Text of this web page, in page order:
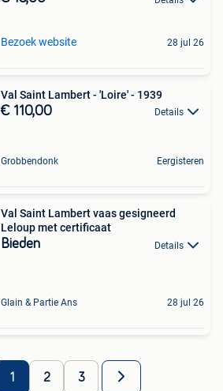
Bezoek website 28 jul 26
Val Saint Lambert - 'Loire' - 1939
€ 110,00 Details
Grobbendonk Eergisteren
Val Saint Lambert vaas gesigneerd
Leloup met certificaat
Bieden Details
Glain & Partie Ans 28 jul 26
1 2 3